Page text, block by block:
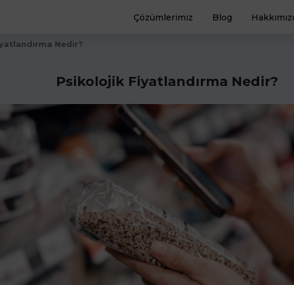
Çözümlerimiz Blog
Nedir?
Psikolojik Fiyatlandırma Nedir?